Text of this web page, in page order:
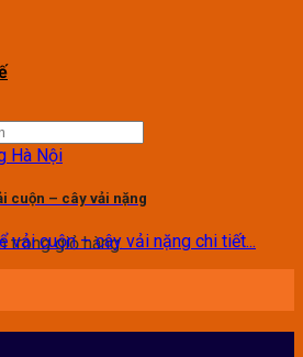
trong giỏ hàng.
cuộn – cây vải nặng
vải cuộn – cây vải nặng chi tiết...